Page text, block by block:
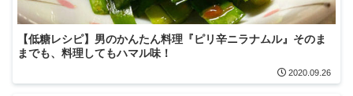
【低糖レシピ】男のかんたん料理『ピリ辛ニラナムル』そのま
までも、料理してもハマル味！
2020.09.26